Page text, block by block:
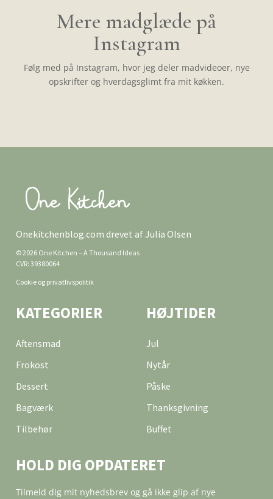
Mere madglæde på
Instagram
Følg med på Instagram, hvor jeg deler madvideoer, nye
opskrifter og hverdagsglimt fra mit køkken.
Onekitchenblog.com drevet af Julia Olsen
© 2026 One Kitchen – A Thousand Ideas
CVR: 39380064
Cookie og privatlivspolitik
KATEGORIER
Aftensmad
Frokost
Dessert
Bagværk
Tilbehør
HØJTIDER
Jul
Nytår
Påske
Thanksgivning
Buffet
HOLD DIG OPDATERET
Tilmeld dig mit nyhedsbrev og gå ikke glip af nye